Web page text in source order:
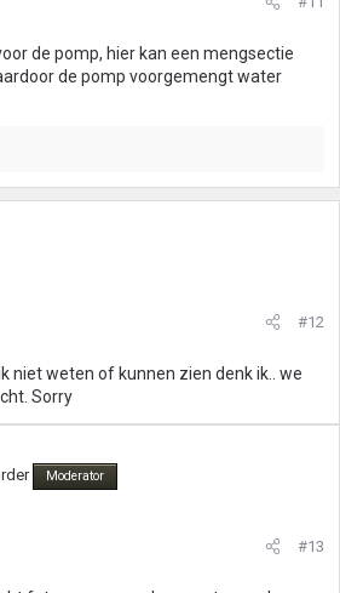
de pomp, hier kan een mengsectie
de pomp voorgemengt water
#12
niet weten of kunnen zien denk ik.. we
Sorry
Moderator
#13